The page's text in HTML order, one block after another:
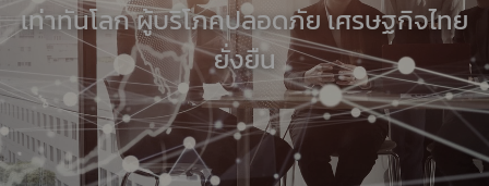
เท่าทันโลก ผู้บริโภคปลอดภัย เศรษฐกิจไทย
ยั่งยืน